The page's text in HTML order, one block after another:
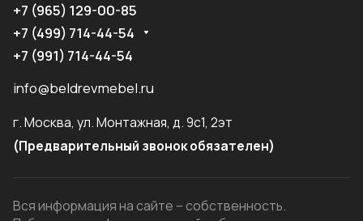
+7 (965) 129-00-85
+7 (499) 714-44-54
+7 (991) 714-44-54
info@beldrevmebel.ru
г. Москва, ул. Монтажная, д. 9с1, 2эт
(Предварительный звонок обязателен)
Вся информация на сайте – собственность.